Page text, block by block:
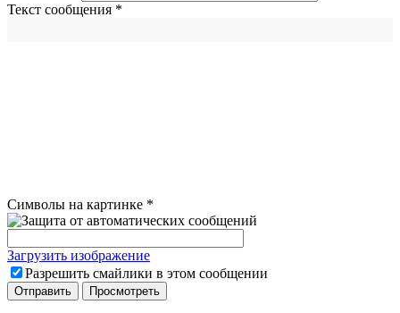
Текст сообщения *
Символы на картинке *
Загрузить изображение
Разрешить смайлики в этом сообщении